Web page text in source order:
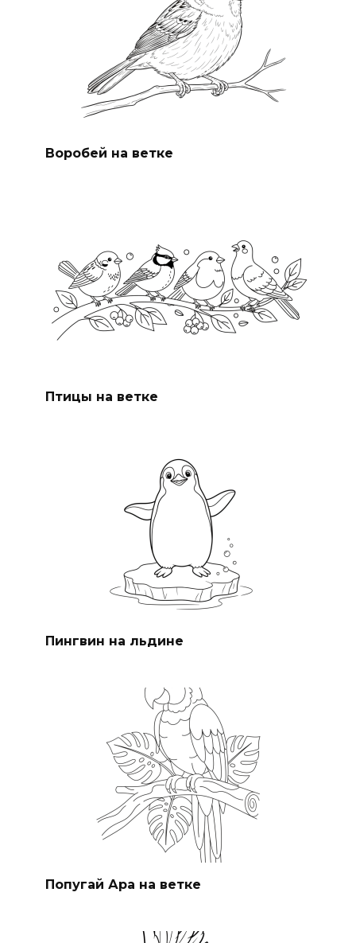
Воробей на ветке
Птицы на ветке
Пингвин на льдине
Попугай Ара на ветке